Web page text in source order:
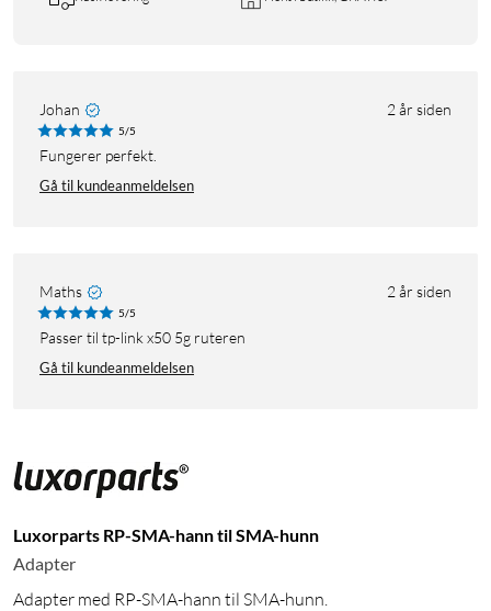
Johan 2 år siden
5/5
Fungerer perfekt.
Gå til kundeanmeldelsen
Maths 2 år siden
5/5
Passer til tp-link x50 5g ruteren
Gå til kundeanmeldelsen
Luxorparts RP-SMA-hann til SMA-hunn
Adapter
Adapter med RP-SMA-hann til SMA-hunn.